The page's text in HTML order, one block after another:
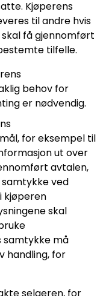
Kjøperens
til andre hvis
få gjennomført
tilfelle.
behov for
er nødvendig.
for eksempel til
ut over
avtalen,
ved
kjøperen
skal
samtykke må
handling, for